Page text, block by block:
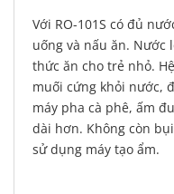
Với RO-101S có đủ
uống và nấu ăn. Nước
thức ăn cho trẻ nhỏ.
muối cứng khỏi nước,
máy pha cà phê, ấm
dài hơn. Không còn
sử dụng máy tạo ẩm.